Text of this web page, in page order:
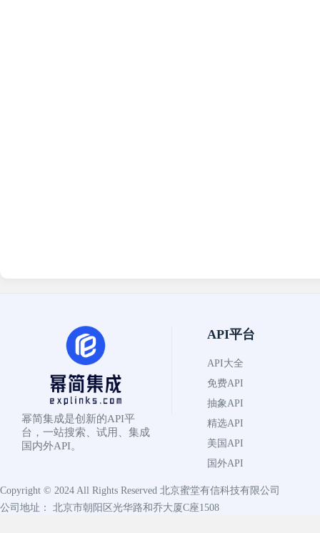
幂简集成是创新的API平
台，一站搜索、试用、集成
国内外API。
API平台
API大全
免费API
抽象API
精选API
美国API
国外API
Copyright © 2024 All Rights Reserved 北京蜜堂有信科技有限公司
公司地址： 北京市朝阳区光华路和乔大厦C座1508